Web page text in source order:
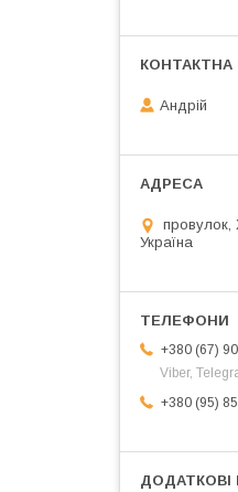
Андрій
провулок,
Україна
+380 (67)
Viber,
+380 (95)